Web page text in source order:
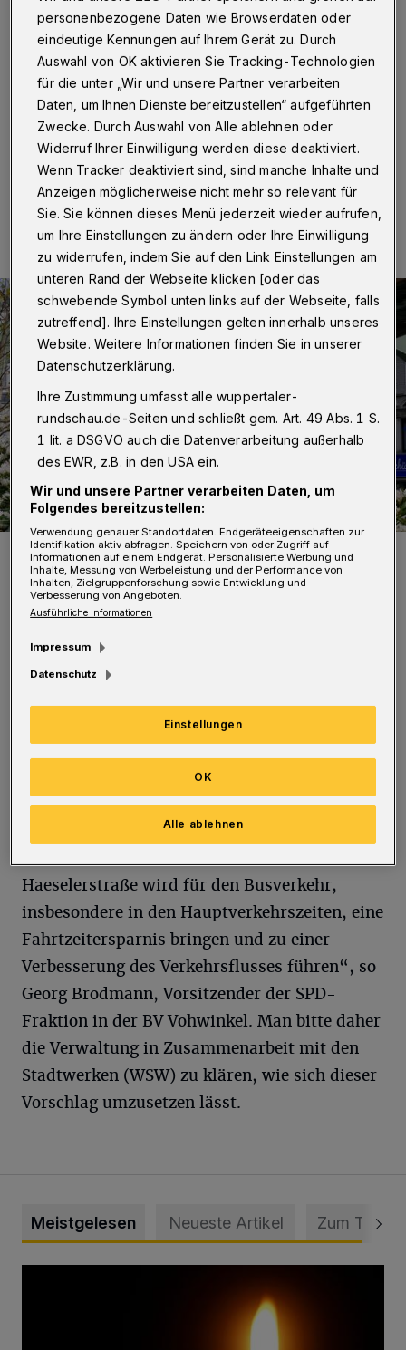
Wuppertal· Die Vohwinkeler SPD spricht sich dafür
aus, während des Ausfalls der Schwebebahn die
Einbahnstraße von der Schillerstraße bis zur Kreuzung
Hammerstein für den Busverkehr freizugeben. Sie greift
damit einen Vorschlag aus der Bürgerschaft auf.
22.07.2020 , 22:16 Uhr Eine Minute Lesezeit
Die Schwebebahn in Vohwinkel – ab August auch nur noch am
Wochenende.
Foto: Achim Otto
Vorschlag bis zur nächsten Sitzung der
Bezirksvertretung am 19. August „eingehend“
„Ein solcher vorübergehender ,Bypass‘ zur
Haeselerstraße wird für den Busverkehr,
insbesondere in den Hauptverkehrszeiten, eine
Fahrtzeitersparnis bringen und zu einer
Verbesserung des Verkehrsflusses führen“, so
Georg Brodmann, Vorsitzender der SPD-
Fraktion in der BV Vohwinkel. Man bitte daher
die Verwaltung in Zusammenarbeit mit den
Stadtwerken (WSW) zu klären, wie sich dieser
Vorschlag umzusetzen lässt.
Meistgelesen Neueste Artikel Zum Thema
personenbezogene Daten wie Browserdaten oder
eindeutige Kennungen auf Ihrem Gerät zu. Durch
Auswahl von OK aktivieren Sie Tracking-Technologien
für die unter „Wir und unsere Partner verarbeiten
Daten, um Ihnen Dienste bereitzustellen“ aufgeführten
Zwecke. Durch Auswahl von Alle ablehnen oder
Widerruf Ihrer Einwilligung werden diese deaktiviert.
Wenn Tracker deaktiviert sind, sind manche Inhalte und
Anzeigen möglicherweise nicht mehr so relevant für
Sie. Sie können dieses Menü jederzeit wieder aufrufen,
um Ihre Einstellungen zu ändern oder Ihre Einwilligung
zu widerrufen, indem Sie auf den Link Einstellungen am
unteren Rand der Webseite klicken [oder das
schwebende Symbol unten links auf der Webseite, falls
zutreffend]. Ihre Einstellungen gelten innerhalb unseres
Website. Weitere Informationen finden Sie in unserer
Datenschutzerklärung.
Ihre Zustimmung umfasst alle wuppertaler-
rundschau.de-Seiten und schließt gem. Art. 49 Abs. 1 S.
1 lit. a DSGVO auch die Datenverarbeitung außerhalb
des EWR, z.B. in den USA ein.
Wir und unsere Partner verarbeiten Daten, um
Folgendes bereitzustellen:
Verwendung genauer Standortdaten. Endgeräteeigenschaften zur
Identifikation aktiv abfragen. Speichern von oder Zugriff auf
Informationen auf einem Endgerät. Personalisierte Werbung und
Inhalte, Messung von Werbeleistung und der Performance von
Inhalten, Zielgruppenforschung sowie Entwicklung und
Verbesserung von Angeboten.
Ausführliche Informationen
Impressum
Datenschutz
Einstellungen
Alle ablehnen
OK